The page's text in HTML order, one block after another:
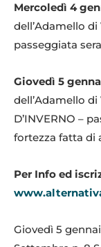
Mercoledì 4
dell’Adamello di
passeggiata
Giovedì 5
dell’Adamello di
D’INVERNO –
fortezza fatta di
Per Info ed
Giovedì 5